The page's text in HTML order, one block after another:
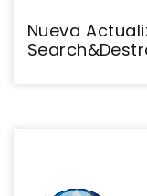
Nueva